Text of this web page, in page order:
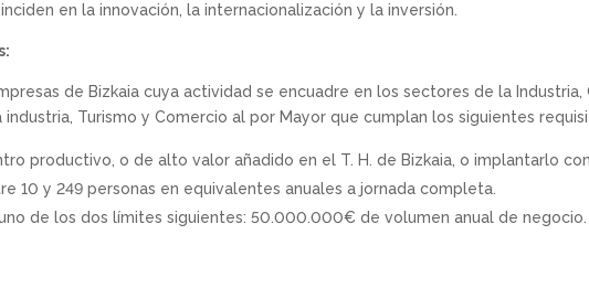
en la innovación, la internacionalización y la inversión.
de Bizkaia cuya actividad se encuadre en los sectores de la Industria,
Turismo y Comercio al por Mayor que cumplan los siguientes
productivo, o de alto valor añadido en el T. H. de Bizkaia, o implantarlo
10 y 249 personas en equivalentes anuales a jornada completa.
uno de los dos límites siguientes: 50.000.000€ de volumen anual de